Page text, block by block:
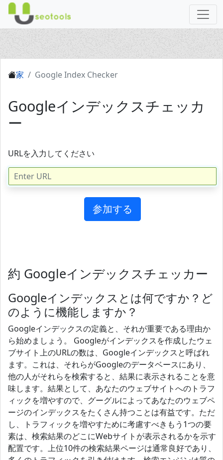
家 Google Index Checker
Googleインデックスチェッカ
ー
URLを入力してください
約 Googleインデックスチェッカー
Googleインデックスとは何ですか？ど
のように機能しますか？
Googleインデックスの定義と、それが重要である理由か
ら始めましょう。 Googleがインデックスを作成したウェ
ブサイト上のURLの数は、Googleインデックスと呼ばれ
ます。これは、それらがGoogleのデータベースにあり、
他の人がそれらを検索すると、結果に表示されることを意
味します。結果として、あなたのウェブサイトへのトラフ
ィックを増やすので、グーグルによってあなたのウェブペ
ージのインデックスをたくさん持つことは有益です。ただ
し、トラフィックを増やすために考慮すべきもう1つの要
素は、検索結果のどこにWebサイトが表示されるかを示す
配置です。上位10件の検索結果ページは通常良好であり、